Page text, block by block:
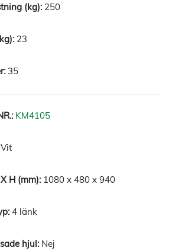
250
23
35
KM4105
Vit
1080 x 480 x 940
4 länk
Nej